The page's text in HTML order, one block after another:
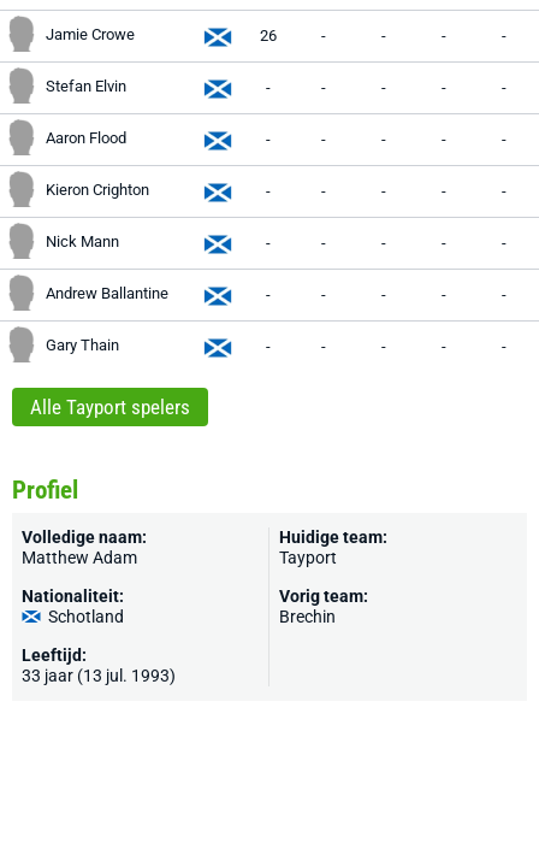
Jamie Crowe 26 - - - -
Stefan Elvin - - - - -
Aaron Flood - - - - -
Kieron Crighton - - - - -
Nick Mann - - - - -
Andrew Ballantine - - - - -
Gary Thain - - - - -
Alle Tayport spelers
Profiel
Volledige naam:
Matthew Adam
Nationaliteit:
Schotland
Leeftijd:
33 jaar (13 jul. 1993)
Huidige team:
Tayport
Vorig team:
Brechin